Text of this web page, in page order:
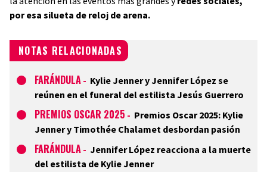
por esa silueta de reloj de arena.
NOTAS RELACIONADAS
FARÁNDULA - Kylie Jenner y Jennifer López se
reúnen en el funeral del estilista Jesús Guerrero
PREMIOS OSCAR 2025 - Premios Oscar 2025: Kylie
Jenner y Timothée Chalamet desbordan pasión
FARÁNDULA - Jennifer López reacciona a la muerte
del estilista de Kylie Jenner